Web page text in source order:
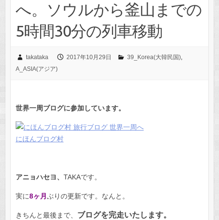
へ。ソウルから釜山までの
5時間30分の列車移動
takataka 2017年10月29日 39_Korea(大韓民国),
A_ASIA(アジア)
世界一周ブログに参加しています。
にほんブログ村
アニョハセヨ、 TAKAです。
実に8ヶ月 ぶりの更新です。なんと。
きちんと最後まで、 ブログを完走いたします。